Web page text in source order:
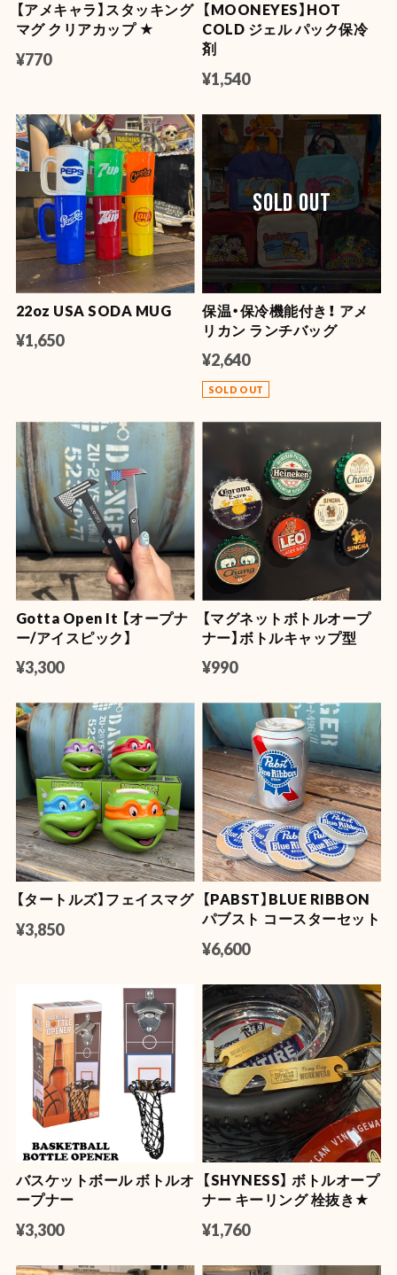
【アメキャラ】スタッキング
マグ クリアカップ ★
¥770
【MOONEYES】HOT
COLD ジェル パック保冷
剤
¥1,540
22oz USA SODA MUG
¥1,650
SOLD OUT
保温・保冷機能付き！ アメ
リカン ランチバッグ
¥2,640
SOLD OUT
Gotta Open It 【オープナ
ー/アイスピック】
¥3,300
【マグネットボトルオープ
ナー】ボトルキャップ型
¥990
【タートルズ】フェイスマグ
¥3,850
【PABST】BLUE RIBBON
パブスト コースターセット
¥6,600
バスケットボール ボトルオ
ープナー
¥3,300
【SHYNESS】 ボトルオープ
ナー キーリング 栓抜き★
¥1,760